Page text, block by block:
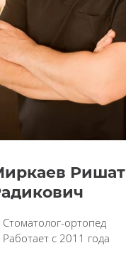
Ришат
Стоматолог-ортопед
Работает с 2011 года